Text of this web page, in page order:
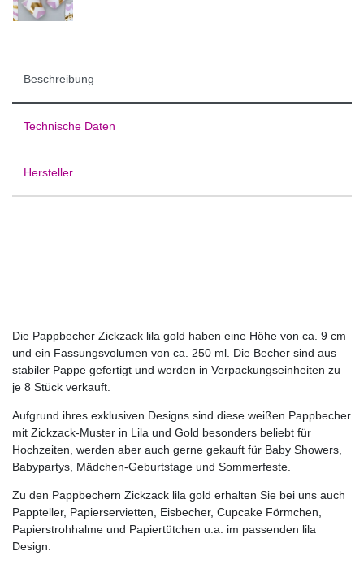
Beschreibung
Technische Daten
Hersteller
Die Pappbecher Zickzack lila gold haben eine Höhe von ca. 9 cm
und ein Fassungsvolumen von ca. 250 ml. Die Becher sind aus
stabiler Pappe gefertigt und werden in Verpackungseinheiten zu
je 8 Stück verkauft.
Aufgrund ihres exklusiven Designs sind diese weißen Pappbecher
mit Zickzack-Muster in Lila und Gold besonders beliebt für
Hochzeiten, werden aber auch gerne gekauft für Baby Showers,
Babypartys, Mädchen-Geburtstage und Sommerfeste.
Zu den Pappbechern Zickzack lila gold erhalten Sie bei uns auch
Pappteller, Papierservietten, Eisbecher, Cupcake Förmchen,
Papierstrohhalme und Papiertütchen u.a. im passenden lila
Design.